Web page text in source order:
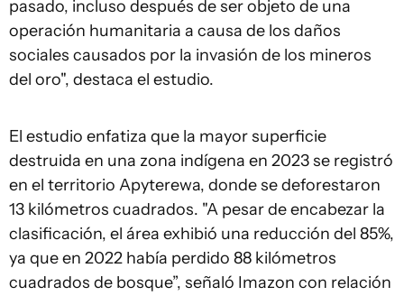
pasado, incluso después de ser objeto de una
operación humanitaria a causa de los daños
sociales causados por la invasión de los mineros
del oro", destaca el estudio.
El estudio enfatiza que la mayor superficie
destruida en una zona indígena en 2023 se registró
en el territorio Apyterewa, donde se deforestaron
13 kilómetros cuadrados. "A pesar de encabezar la
clasificación, el área exhibió una reducción del 85%,
ya que en 2022 había perdido 88 kilómetros
cuadrados de bosque”, señaló Imazon con relación